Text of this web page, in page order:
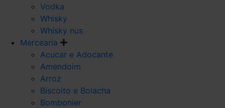
Vodka
Whisky
Whisky nus
Mercearia
Acucar e Adocante
Amendoim
Arroz
Biscoito e Bolacha
Bombonier